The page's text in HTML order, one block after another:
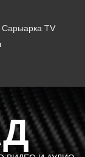
Сарыарка TV